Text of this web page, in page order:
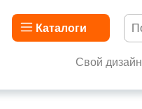
Каталоги
Свой дизайн